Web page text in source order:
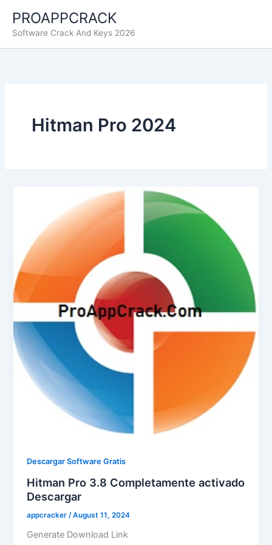
contenido
PROAPPCRACK
Software Crack And Keys 2026
Hitman Pro 2024
Descargar Software Gratis
Hitman Pro 3.8 Completamente activado
Descargar
appcracker /August 11, 2024
Generate Download Link